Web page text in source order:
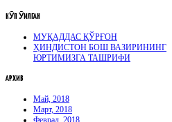
КӮП ӮҚИЛГАН
МУҚАДДАС ҚЎРҒОН
ҲИНДИСТОН БОШ ВАЗИРИНИНГ
ЮРТИМИЗГА ТАШРИФИ
АРХИВ
Май, 2018
Март, 2018
Феврал, 2018